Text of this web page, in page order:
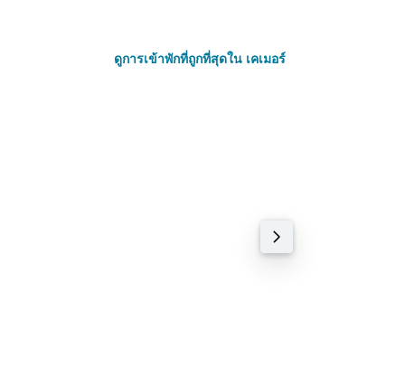
ดูการเข้าพักที่ถูกที่สุดใน เคเมอร์